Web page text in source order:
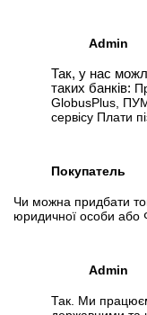
Admin
Так, у нас
таких банків:
GlobusPlus,
сервісу Плати
Покупатель
Чи можна придбати
юридичної особи
Admin
Так. Ми